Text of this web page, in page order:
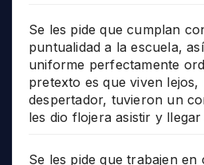
Se les pide que cumplan
puntualidad a la escuela,
uniforme perfectamente
pretexto es que viven
despertador, tuvieron un
les dio flojera asistir y llegar
Se les pide que trabajen en